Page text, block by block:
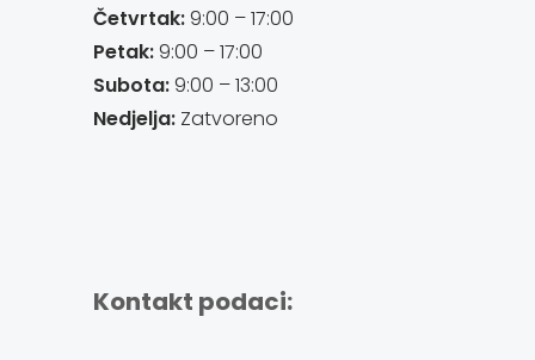
Četvrtak:9:00 – 17:00
Petak:9:00 – 17:00
Subota:9:00 – 13:00
Nedjelja:Zatvoreno
Kontakt podaci: